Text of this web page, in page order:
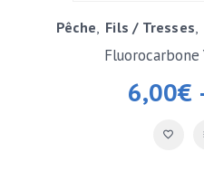
Pêche Fils / Tresses
6,00€
Fluorocarbone